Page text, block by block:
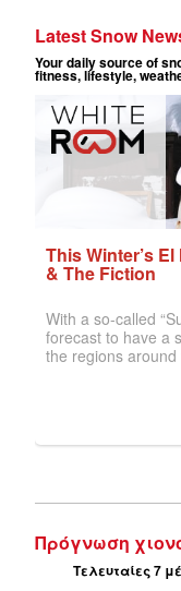
Πρόγνωση
Τελευταίες 7